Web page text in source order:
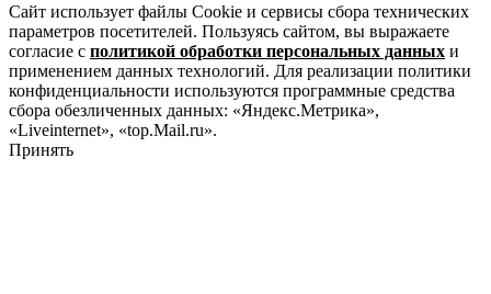
Сайт использует файлы Cookie и сервисы сбора технических
параметров посетителей. Пользуясь сайтом, вы выражаете
согласие с политикой обработки персональных данных и
применением данных технологий. Для реализации политики
конфиденциальности используются программные средства
сбора обезличенных данных: «Яндекс.Метрика»,
«Liveinternet», «top.Mail.ru».
Принять